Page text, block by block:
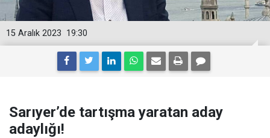
19:30
15 Aralık 2023
Sarıyer’de tartışma yaratan aday
adaylığı!